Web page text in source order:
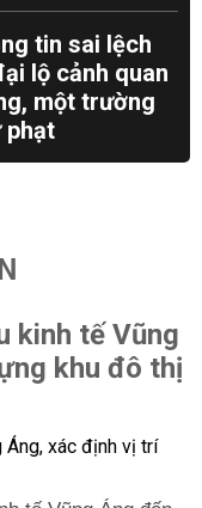
tin sai lệch
lộ cảnh quan
một trường
phạt
kinh tế Vũng
khu đô thị